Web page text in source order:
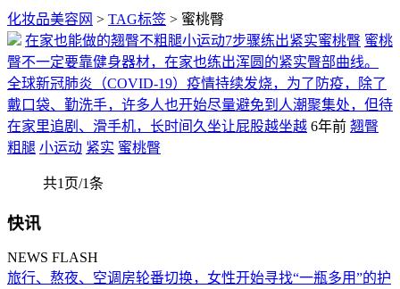
化妆品美容网 > TAG标签 > 蜜桃臀
在家也能做的翘臀不粗腿小运动7步骤练出紧实蜜桃臀 蜜桃
臀不一定要靠健身器材，在家也练出浑圆的紧实臀部曲线。
全球新冠肺炎（COVID-19）疫情持续发烧，为了防疫，除了
戴口袋、勤洗手，许多人也开始尽量避免到人潮聚集处，但待
在家里追剧、滑手机，长时间久坐让屁股越坐越 6年前 翘臀
粗腿 小运动 紧实 蜜桃臀
共1页/1条
快讯
NEWS FLASH
旅行、熬夜、空调房轮番切换，女性开始寻找“一瓶多用”的护